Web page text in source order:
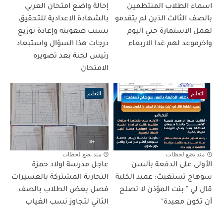
اسماء الطلاب المنتظمين
بالصف الثالث الذين لم يتقدمو
لعمل الاستمارة حتي اليوم
واخرموعد لهم غدا الاربعاء
إحالة واضع امتحان العربي
بالشهادة الاعدادية للتحقيق
بسبب صعوبته وإعادة توزيع
درجات هذا السؤال واستبعاد
رئيس لجنة بعد تصويره
الامتحان
التعليم
منذ بضع لحظات
الأولى على الدفعة بألسن
سوهاج تستغيث: عميد الكلية
قال لي " بنت المؤذن لا تصلح
أن تكون معيدة"
التعليم
منذ بضع لحظات
عاجل مدرسة اولاد حمزة
التجارية المشتركة بالعسيرات
فصل بعض الطلاب بالصف
الثاني لتجاوز نسب الغياب